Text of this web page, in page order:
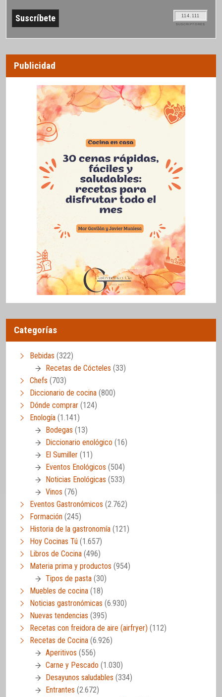
114.111
SUSCRIPTORES
Publicidad
Categorías
Bebidas (322)
Recetas de Cócteles (33)
Chefs (703)
Diccionario de cocina (800)
Dónde comprar (124)
Enología (1.141)
Bodegas (13)
Diccionario enológico (16)
El Sumiller (11)
Eventos Enológicos (504)
Noticias Enológicas (533)
Vinos (76)
Eventos Gastronómicos (2.762)
Formación (245)
Historia de la gastronomía (121)
Hoy Cocinas Tú (1.657)
Libros de Cocina (496)
Materia prima y productos (954)
Tipos de pasta (30)
Muebles de cocina (18)
Noticias gastronómicas (6.930)
Nuevas tendencias (395)
Recetas con freidora de aire (airfryer) (112)
Recetas de Cocina (6.926)
Aperitivos (556)
Carne y Pescado (1.030)
Desayunos saludables (334)
Entrantes (2.672)